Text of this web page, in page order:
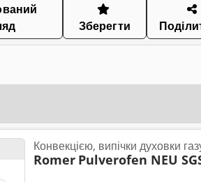
Зберегти
Конвекцією, випічки духовки
Romer Pulverofen NEU